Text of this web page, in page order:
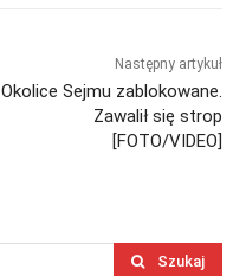
Następny artykuł
Okolice Sejmu zablokowane.
Zawalił się strop
[FOTO/VIDEO]
Szukaj